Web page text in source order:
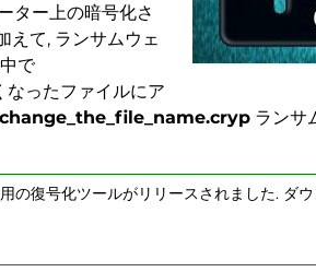
ター上の暗号化さ
えて, ランサムウェ
で
なったファイルにア
ランサ
復号化ツールがリリースされました. ダ